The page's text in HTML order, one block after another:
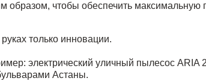
образом, чтобы обеспечить максимальную
только инновации.
электрический уличный пылесос ARIA
Астаны.